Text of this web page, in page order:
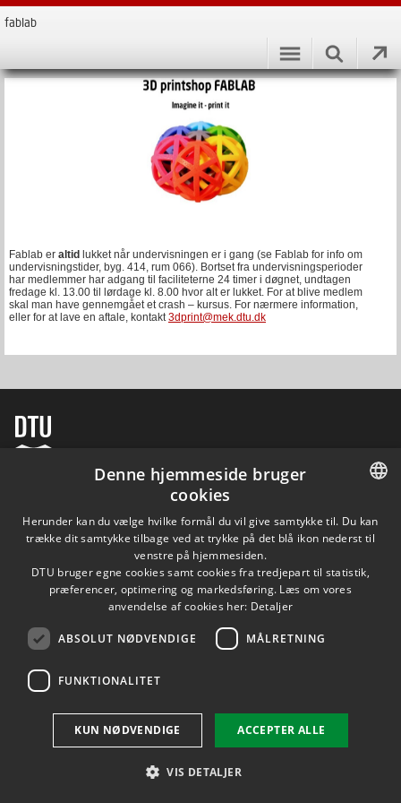
fablab
Fablab er altid lukket når undervisningen er i gang (se Fablab for info om
undervisningstider, byg. 414, rum 066). Bortset fra undervisningsperioder
har medlemmer har adgang til faciliteterne 24 timer i døgnet, undtagen
fredage kl. 13.00 til lørdage kl. 8.00 hvor alt er lukket. For at blive medlem
skal man have gennemgået et crash – kursus. For nærmere information,
eller for at lave en aftale, kontakt3dprint@mek.dtu.dk
DANISH
ENGLISH
Denne hjemmeside bruger
cookies
Herunder kan du vælge hvilke formål du vil give samtykke til. Du kan
trække dit samtykke tilbage ved at trykke på det blå ikon nederst til
venstre på hjemmesiden.
DTU bruger egne cookies samt cookies fra tredjepart til statistik,
præferencer, optimering og markedsføring. Læs om vores
anvendelse af cookies her: Detaljer
ABSOLUT NØDVENDIGE MÅLRETNING
FUNKTIONALITET
ACCEPTER ALLE
KUN NØDVENDIGE
VIS DETALJER